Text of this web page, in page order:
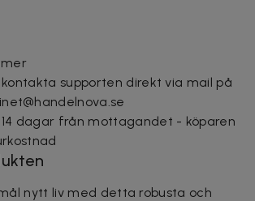
supporten direkt via mail på
dagar från mottagandet - köparen
nytt liv med detta robusta och